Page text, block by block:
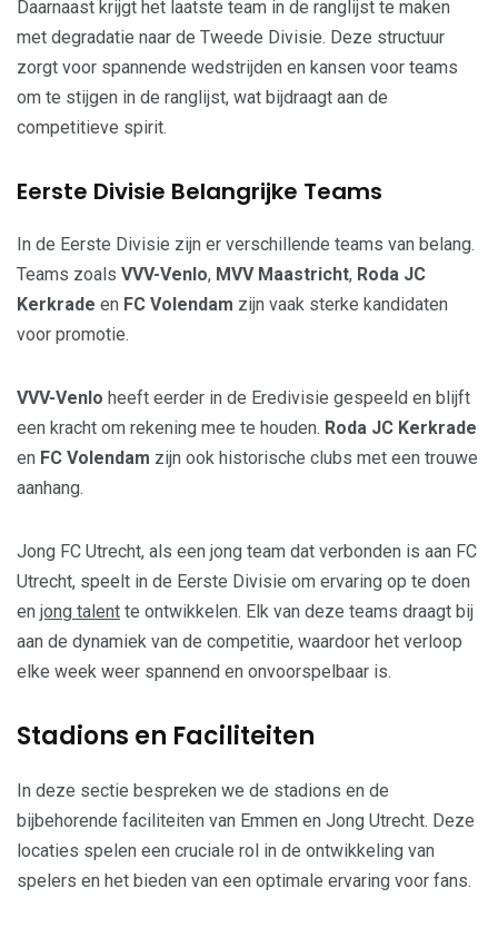
Daarnaast krijgt het laatste team in de ranglijst te maken
met degradatie naar de Tweede Divisie. Deze structuur
zorgt voor spannende wedstrijden en kansen voor teams
om te stijgen in de ranglijst, wat bijdraagt aan de
competitieve spirit.
Eerste Divisie Belangrijke Teams
In de Eerste Divisie zijn er verschillende teams van belang.
Teams zoals VVV-Venlo, MVV Maastricht, Roda JC
Kerkrade en FC Volendam zijn vaak sterke kandidaten
voor promotie.
VVV-Venlo heeft eerder in de Eredivisie gespeeld en blijft
een kracht om rekening mee te houden. Roda JC Kerkrade
en FC Volendam zijn ook historische clubs met een trouwe
aanhang.
Jong FC Utrecht, als een jong team dat verbonden is aan FC
Utrecht, speelt in de Eerste Divisie om ervaring op te doen
en jong talent te ontwikkelen. Elk van deze teams draagt bij
aan de dynamiek van de competitie, waardoor het verloop
elke week weer spannend en onvoorspelbaar is.
Stadions en Faciliteiten
In deze sectie bespreken we de stadions en de
bijbehorende faciliteiten van Emmen en Jong Utrecht. Deze
locaties spelen een cruciale rol in de ontwikkeling van
spelers en het bieden van een optimale ervaring voor fans.